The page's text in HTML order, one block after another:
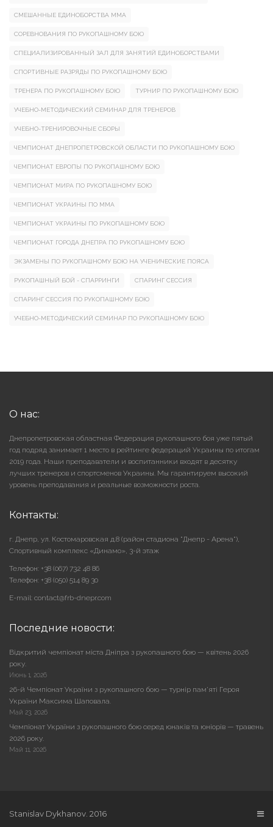
СМЕШАННЫЕ ЕДИНОБОРСТВА ММА
СОРЕВНОВАНИЯ ПО РУКОПАШНОМУ БОЮ
СПЕЦИАЛИЗИРОВАННЫЙ ЗАЛ ДЛЯ ЗАНЯТИЙ ЕДИНОБОРСТВАМИ
СПОРТИВНЫЕ РАЗРЯДЫ ПО РУКОПАШНОМУ БОЮ
ТРЕНЕРА ПО РУКОПАШНОМУ БОЮ ТУРНИР ПО РУКОПАШНОМУ БОЮ
УЧЕБНО-МЕТОДИЧЕСКИЙ СЕМИНАР ДЛЯ ТРЕНЕРОВ
УЧЕБНО-ТРЕНИРОВОЧНЫЕ СБОРЫ
ЧЕМПИОНАТ ДНЕПРОПЕТРОВСКОЙ ОБЛАСТИ ПО РУКОПАШНОМУ БОЮ
ЧЕМПИОНАТ ЕВРОПЫ ПО РУКОПАШНОМУ БОЮ
ЧЕМПИОНАТ МИРА ПО РУКОПАШНОМУ БОЮ
ЧЕМПИОНАТ УКРАИНЫ ПО ММА
ЧЕМПИОНАТ УКРАИНЫ ПО РУКОПАШНОМУ БОЮ
ЧЕМПИОНАТ ГОРОДА ДНЕПРА ПО РУКОПАШНОМУ БОЮ
ЭКЗАМЕНЫ ПО РУКОПАШНОМУ БОЮ НА УЧЕНИЧЕСКИЕ ПОЯСА
РУКОПАШНЫЙ БОЙ - СПАРРИНГИ СПАРИНГ СЕССИЯ
СПАРИНГ СЕССИЯ ПО РУКОПАШНОМУ БОЮ
УЧЕБНО-МЕТОДИЧЕСКИЙ СЕМИНАР ПО РУКОПАШНОМУ БОЮ
О нас:
Днепропетровская областная Федерация рукопашного боя уже пятый
год подряд занимает 1 место в рейтинге федераций Украины по итогам
2019 года. Наши преподаватели и воспитанники входят в десятку
лучших тренеров и спортсменов Украины. Мы гарантируем высокий
уровень преподавания и реальные возможности роста.
Контакты:
г. Днепр, ул. Костомаровская д.8 (район стадиона "Днепр - Арена"),
Cпортивный комплекс «Динамо», 3-й этаж
Телефон: +38 (067) 732 48 86
Телефон: +38 (050) 514 89 30
E-mail: contact@frb-dnepr.com
Последние новости:
Відкритий чемпіонат міста Дніпра з рукопашного бою — квітень 2026
року.
Июнь 1, 2026
26-й Чемпіонат України з рукопашного бою — турнір пам’яті Героя
України Максима Шаповала.
Май 23, 2026
Чемпіонат України з рукопашного бою серед юнаків та юніорів — травень
2026 року.
Май 11, 2026
Stanislav Dykhanov. 2016